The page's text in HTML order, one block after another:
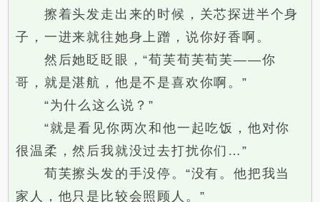
擦着头发走出来的时候，关芯探进半个身
子，一进来就往她身上蹭，说你好香啊。
然后她眨眨眼，“荀芙荀芙荀芙——你
哥，就是湛航，他是不是喜欢你啊。”
“为什么这么说？”
“就是看见你两次和他一起吃饭，他对你
很温柔，然后我就没过去打扰你们…”
荀芙擦头发的手没停。“没有。他把我当
家人，他只是比较会照顾人。”